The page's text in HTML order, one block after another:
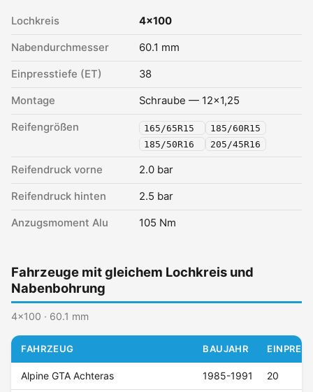
Lochkreis 4x100
Nabendurchmesser 60.1 mm
Einpresstiefe (ET) 38
Montage Schraube — 12x1,25
Reifengrößen 165/65R15
185/60R15
185/50R16
205/45R16
Reifendruck vorne 2.0 bar
Reifendruck hinten 2.5 bar
Anzugsmoment Alu 105 Nm
Fahrzeuge mit gleichem Lochkreis und
Nabenbohrung
4x100 · 60.1 mm
FAHRZEUG BAUJAHR
Alpine GTA Achteras 1985-1991 20